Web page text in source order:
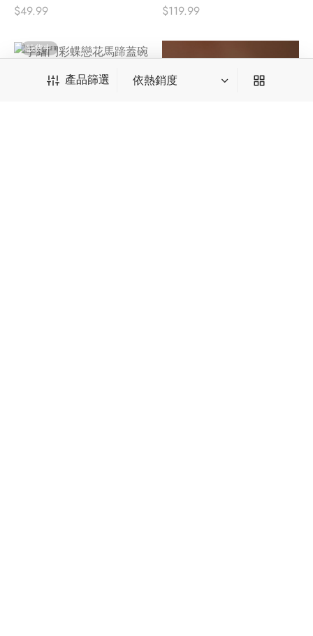
產品篩選
$49.99
$119.99
缺貨中
手繪鬥彩蝶戀花馬蹄蓋碗